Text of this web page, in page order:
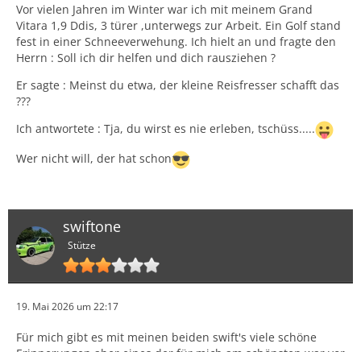
Vor vielen Jahren im Winter war ich mit meinem Grand
Vitara 1,9 Ddis, 3 türer ,unterwegs zur Arbeit. Ein Golf stand
fest in einer Schneeverwehung. Ich hielt an und fragte den
Herrn : Soll ich dir helfen und dich rausziehen ?
Er sagte : Meinst du etwa, der kleine Reisfresser schafft das
???
Ich antwortete : Tja, du wirst es nie erleben, tschüss.....
Wer nicht will, der hat schon
swiftone
Stütze
19. Mai 2026 um 22:17
Für mich gibt es mit meinen beiden swift's viele schöne